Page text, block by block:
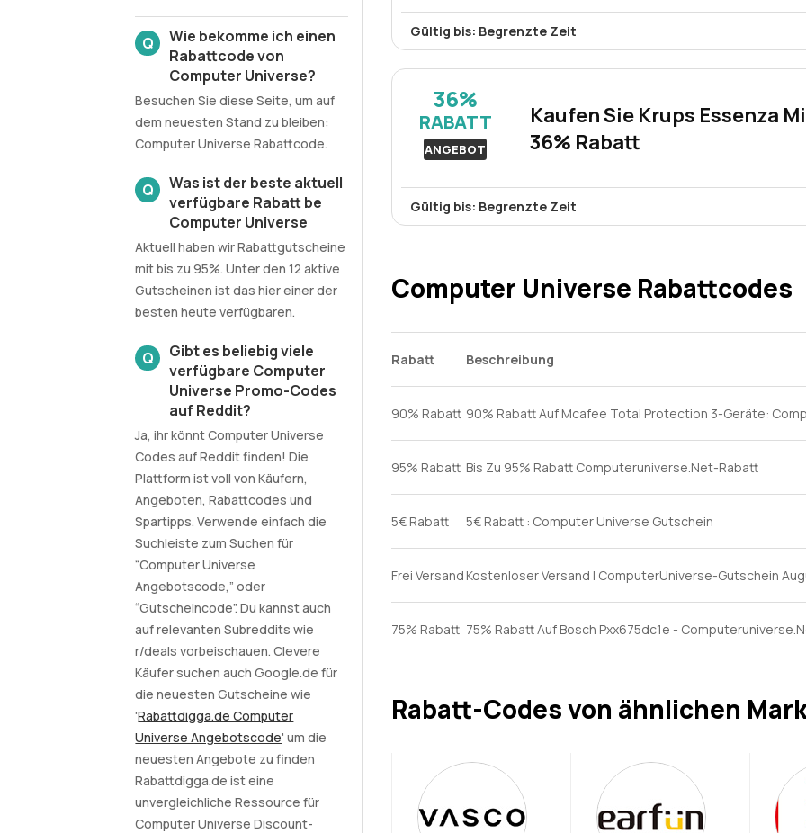
Gültig bis: Begrenzte Zeit
und ist damit eine ausgezeichnete Wahl für Technikbegeisterte.
36%
RABATT
ANGEBOT
Kaufen Sie Krups Essenza
36% Rabatt
Gültig bis: Begrenzte Zeit
ist damit die ideale Wahl für Kaffeeliebhaber, die ein
Computer Universe Rabattcodes
Rabatt Beschreibung
90% Rabatt 90% Rabatt Auf Mcafee Total Protection 3-Geräte:
95% Rabatt Bis Zu 95% Rabatt Computeruniverse.Net-Rabatt
5€ Rabatt 5€ Rabatt : Computer Universe Gutschein
Frei Versand Kostenloser Versand | ComputerUniverse-Gutschein
75% Rabatt 75% Rabatt Auf Bosch Pxx675dc1e -
Rabatt-Codes von ähnlichen
Q
Wie bekomme ich einen
Rabattcode von
Computer Universe?
Besuchen Sie diese Seite, um auf
dem neuesten Stand zu bleiben:
Computer Universe Rabattcode.
Q
Was ist der beste aktuell
verfügbare Rabatt be
Computer Universe
Aktuell haben wir Rabattgutscheine
mit bis zu 95%. Unter den 12 aktive
Gutscheinen ist das hier einer der
besten heute verfügbaren.
Q
Gibt es beliebig viele
verfügbare Computer
Universe Promo-Codes
auf Reddit?
Ja, ihr könnt Computer Universe
Codes auf Reddit finden! Die
Plattform ist voll von Käufern,
Angeboten, Rabattcodes und
Spartipps. Verwende einfach die
Suchleiste zum Suchen für
“Computer Universe
Angebotscode,” oder
“Gutscheincode”. Du kannst auch
auf relevanten Subreddits wie
r/deals vorbeischauen. Clevere
Käufer suchen auch Google.de für
die neuesten Gutscheine wie
'Rabattdigga.de Computer
Universe Angebotscode' um die
neuesten Angebote zu finden
Rabattdigga.de ist eine
unvergleichliche Ressource für
Computer Universe Discount-